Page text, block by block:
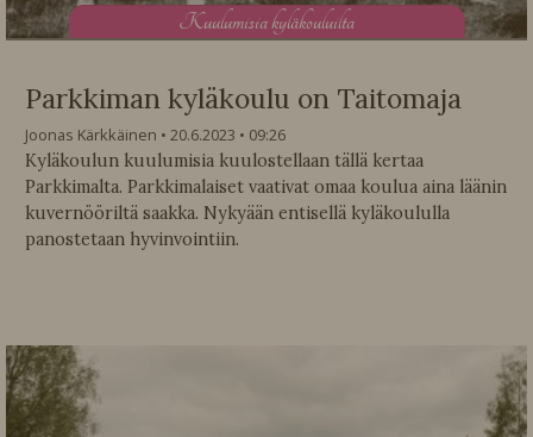
Kuulumisia kyläkouluilta
Parkkiman kyläkoulu on Taitomaja
Joonas Kärkkäinen 20.6.2023
09:26
Kyläkoulun kuulumisia kuulostellaan tällä kertaa
Parkkimalta. Parkkimalaiset vaativat omaa koulua aina läänin
kuvernööriltä saakka. Nykyään entisellä kyläkoululla
panostetaan hyvinvointiin.